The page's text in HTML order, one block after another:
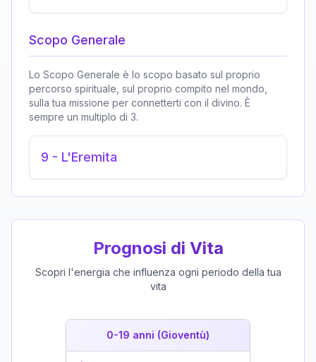
Scopo Generale
Lo Scopo Generale è lo scopo basato sul proprio
percorso spirituale, sul proprio compito nel mondo,
sulla tua missione per connetterti con il divino. È
sempre un multiplo di 3.
9 - L'Eremita
Prognosi di Vita
Scopri l'energia che influenza ogni periodo della tua
vita
0-19 anni (Gioventù)